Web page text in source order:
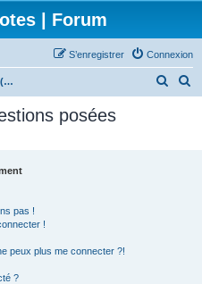
| Forum
Connexion
S’enregistrer
Foire aux questions (Questions posées fréquemment)
posées
pas !
!
peux plus me connecter ?!
?